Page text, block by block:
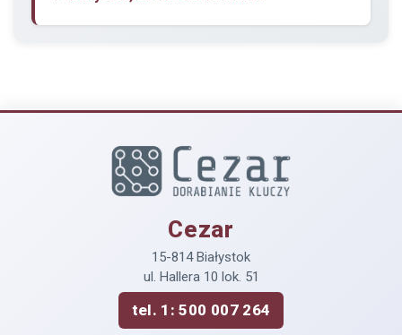
Cezar
15-814 Białystok
ul. Hallera 10 lok. 51
tel. 1: 500 007 264